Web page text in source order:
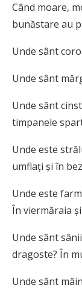
Când moare,
bunăstare au
Unde sânt
Unde sânt
Unde sânt
timpanele
Unde este
umflaţi şi în
Unde este
În viermăraia
Unde sânt
dragoste? În
Unde sânt